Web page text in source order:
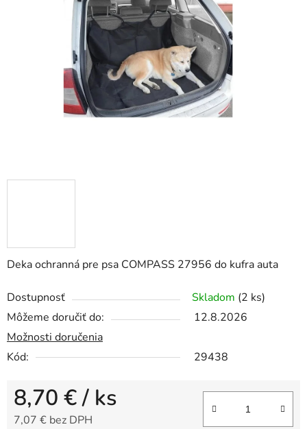
Deka ochranná pre psa COMPASS 27956 do kufra auta
Dostupnosť Skladom (2 ks)
Môžeme doručiť do:
12.8.2026
Možnosti doručenia
Kód:
29438
8,70 €/ ks
7,07 € bez DPH